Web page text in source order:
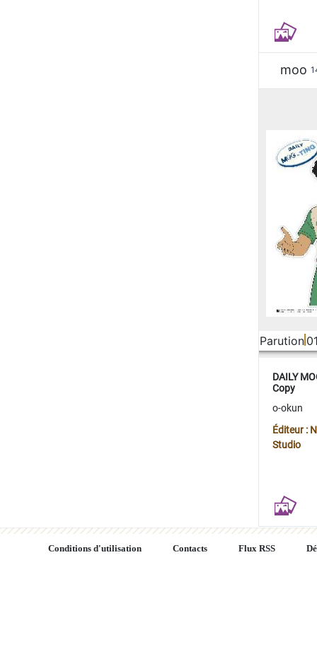
moo
Parution
DAILY
Copy
o-okun
Éditeur :
Studio
Conditions d'utilisation Contacts Flux RSS